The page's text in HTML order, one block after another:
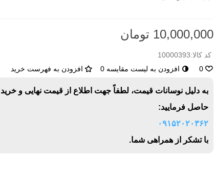
10,000,000 تومان
کد کالا:10000393
0
افزودن به لیست مقایسه 0 افزودن به فهرست خرید
به دلیل نوسانات قیمت، لطفاً جهت اطلاع از قیمت نهایی و
حاصل فرمایید:
۰۹۱۵۲۰۲۰۳۶۲
با تشکر از همراهی شما.